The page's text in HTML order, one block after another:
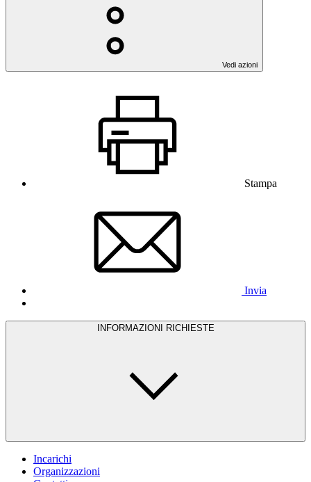
Vedi azioni
Stampa
Invia
INFORMAZIONI RICHIESTE
Incarichi
Organizzazioni